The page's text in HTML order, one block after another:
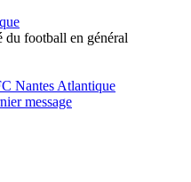
du football en général
Nantes Atlantique
message